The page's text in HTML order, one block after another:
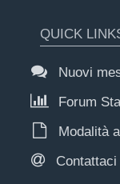
QUICK
Nuovi
Forum
Modalità
Contattaci